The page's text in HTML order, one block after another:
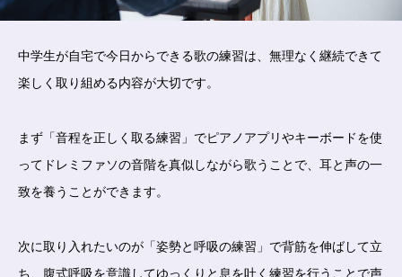
中学生が自宅で今日からできる歌の練習は、無理なく継続できて
楽しく取り組める内容が大切です。
まず「音程を正しく取る練習」でピアノアプリやキーボードを使
ってドレミファソの音階を真似しながら歌うことで、耳と声の一
致を養うことができます。
次に取り入れたいのが「姿勢と呼吸の練習」で背筋を伸ばして立
ち、腹式呼吸を意識してゆっくりと息を吐く練習を行うことで声